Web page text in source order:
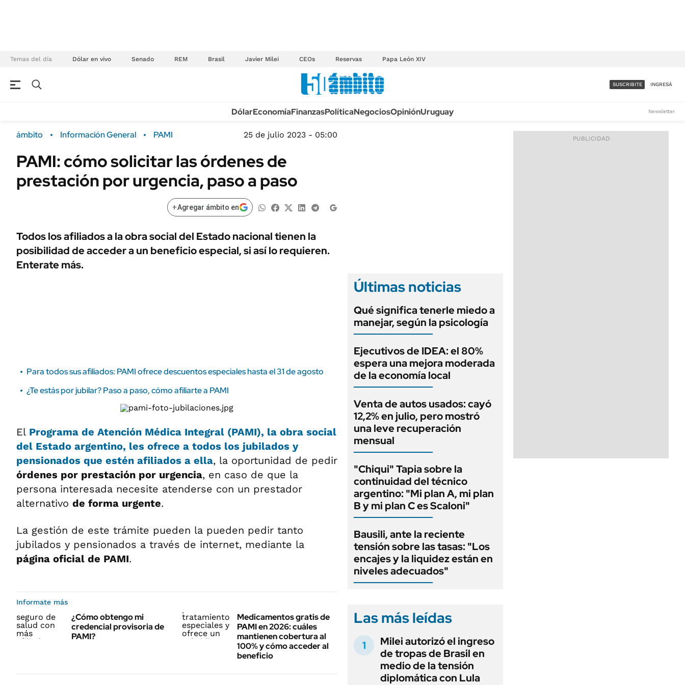
Temas del día Dólar en vivo Senado REM Brasil Javier Milei CEOs Reservas Papa León XIV
Campo
FINANZAS
ÁMBITO DEBATE
MEDIAKIT AMBITO DEBATE
Sustentabilidad
ENERGY REPORT
POLÍTICA
TECNOLOGÍA
MÉXICO
MUNDO
INFORMACIÓN GENERAL
LIFESTYLE
AUTOS
ACCESO FULL - $1.800/MES
SUSCRIBITE INGRESÁ
DólarEconomíaFinanzasPolíticaNegociosOpiniónUruguay Newsletter
ámbito Información General PAMI 25 de julio 2023 - 05:00
PAMI: cómo solicitar las órdenes de
prestación por urgencia, paso a paso
+Agregar ámbito en
Todos los afiliados a la obra social del Estado nacional tienen la
posibilidad de acceder a un beneficio especial, si así lo requieren.
Enterate más.
Para todos sus afiliados: PAMI ofrece descuentos especiales hasta el 31 de agosto
¿Te estás por jubilar? Paso a paso, cómo afiliarte a PAMI
El Programa de Atención Médica Integral (PAMI), la obra social
del Estado argentino, les ofrece a todos los jubilados y
pensionados que estén afiliados a ella, la oportunidad de pedir
órdenes por prestación por urgencia, en caso de que la
persona interesada necesite atenderse con un prestador
alternativo de forma urgente.
La gestión de este trámite pueden la pueden pedir tanto
jubilados y pensionados a través de internet, mediante la
página oficial de PAMI.
Informate más
¿Cómo obtengo mi
credencial provisoria de
PAMI?
Medicamentos gratis de
PAMI en 2026: cuáles
mantienen cobertura al
100% y cómo acceder al
beneficio
Últimas noticias
Qué significa tenerle miedo a
manejar, según la psicología
Ejecutivos de IDEA: el 80%
espera una mejora moderada
de la economía local
Venta de autos usados: cayó
12,2% en julio, pero mostró
una leve recuperación
mensual
"Chiqui" Tapia sobre la
continuidad del técnico
argentino: "Mi plan A, mi plan
B y mi plan C es Scaloni"
Bausili, ante la reciente
tensión sobre las tasas: "Los
encajes y la liquidez están en
niveles adecuados"
Las más leídas
Milei autorizó el ingreso
de tropas de Brasil en
medio de la tensión
diplomática con Lula